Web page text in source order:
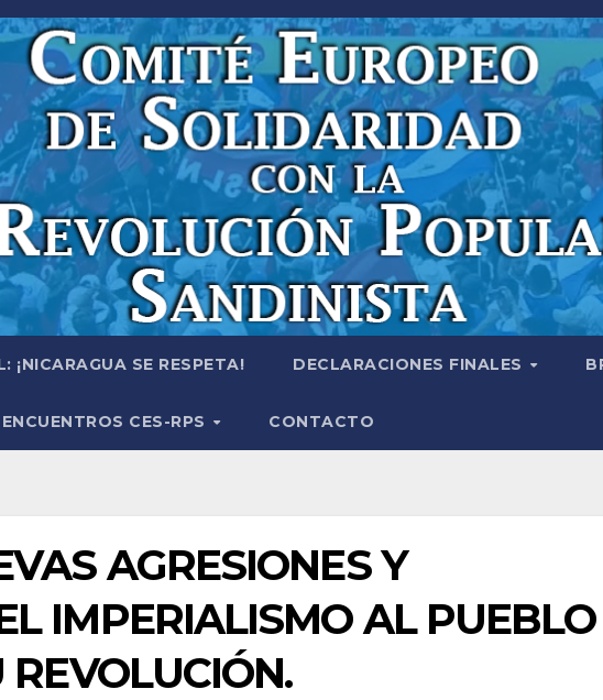
¡NICARAGUA SE RESPETA! DECLARACIONES FINALES
ENCUENTROS CES-RPS CONTACTO
AGRESIONES Y
IMPERIALISMO AL PUEBLO